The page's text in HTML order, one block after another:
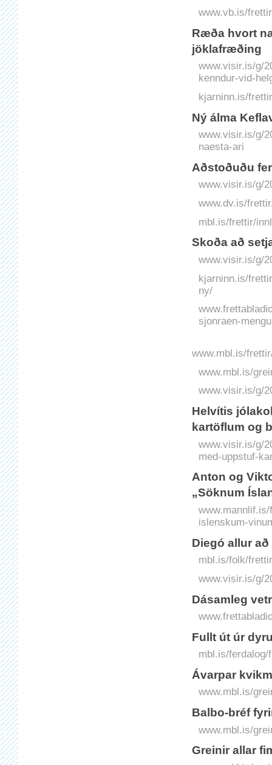
www.vb.is/
Ræða hvort
jökla­fræðing
www.visir.is/g/
kenndur-vid-
kjarninn.is/
Ný álma
www.visir.is/g/
naesta-ari
Aðstoðuðu
www.visir.is/g/
www.dv.is/
mbl.is/frettir/
Skoða að
www.visir.is/g/
kjarninn.is/
ny/
sjonraen-
www.mbl.is/
www.mbl.is/
www.visir.is/g/
Helvítis
kartöflum og
www.visir.is/g/
med-uppstuf-
Anton og
„Söknum
islenskum-
Diegó allur
mbl.is/folk/
www.visir.is/g/
Dásamleg
Fullt út úr
mbl.is/ferdalog/
Ávarpar
www.mbl.is/
Balbo-bréf
www.mbl.is/
Greinir allar